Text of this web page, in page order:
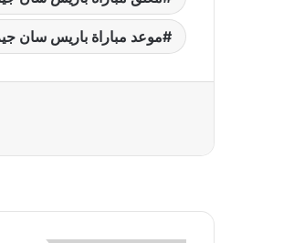
موعد مباراة باريس سان